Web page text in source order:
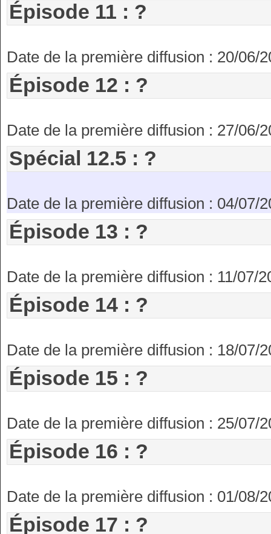
Épisode 11 : ?
Date de la première diffusion : 20/06/
Épisode 12 : ?
Date de la première diffusion : 27/06/
Spécial 12.5 : ?
Date de la première diffusion : 04/07/
Épisode 13 : ?
Date de la première diffusion : 11/07/
Épisode 14 : ?
Date de la première diffusion : 18/07/
Épisode 15 : ?
Date de la première diffusion : 25/07/
Épisode 16 : ?
Date de la première diffusion : 01/08/
Épisode 17 : ?